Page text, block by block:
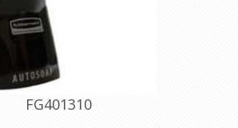
FG401310